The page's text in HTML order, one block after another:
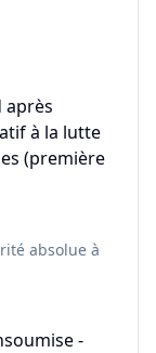
après
à la lutte
(première
absolue à
-